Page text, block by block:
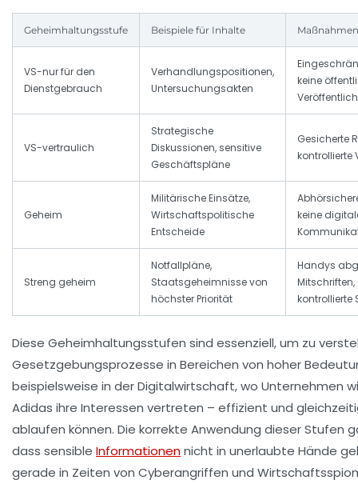
Geheimhaltungsstufe Beispiele für Inhalte
VS-nur für den
Dienstgebrauch
Verhandlungspositionen,
Untersuchungsakten
keine
VS-vertraulich
Strategische
Diskussionen, sensitive
Geschäftspläne
Gesicherte
kontrollierte
Geheim
Militärische Einsätze,
Wirtschaftspolitische
Entscheide
keine
Streng geheim
Notfallpläne,
Staatsgeheimnisse von
höchster Priorität
Handys
kontrollierte
Diese Geheimhaltungsstufen sind essenziell, um zu
Gesetzgebungsprozesse in Bereichen von hoher
beispielsweise in der Digitalwirtschaft, wo Unternehmen
Adidas ihre Interessen vertreten – effizient und
ablaufen können. Die korrekte Anwendung dieser Stufen
dass sensible Informationennicht in unerlaubte Hände
gerade in Zeiten von Cyberangriffen und